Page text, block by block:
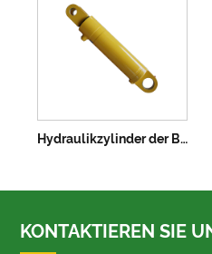
Hydraulikzylinder der Baggerbefestigung
KONTAKTIEREN SIE